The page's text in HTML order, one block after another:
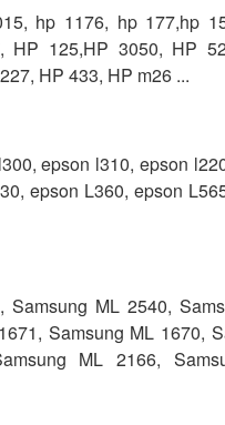
hp 1176, hp 177,hp
125,HP 3050, HP
HP 433, HP m26 ...
epson l310, epson
epson L360, epson
Samsung ML 2540,
Samsung ML 1670,
ML 2166,